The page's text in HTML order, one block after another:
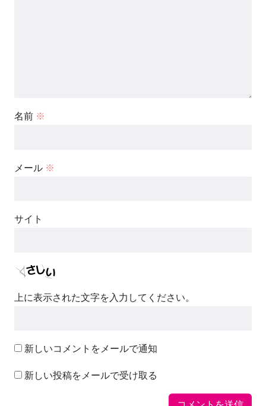
名前 ※
メール ※
サイト
上に表示された文字を入力してください。
新しいコメントをメールで通知
新しい投稿をメールで受け取る